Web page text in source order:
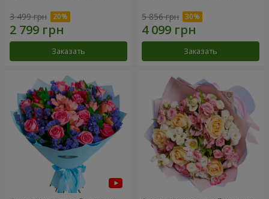
3 499 грн
Заказать
5 856 грн
Заказать